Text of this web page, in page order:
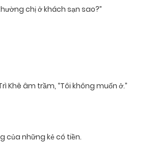
chị ở khách sạn sao?”
Khê âm trầm, “Tôi không muốn ở.”
của những kẻ có tiền.